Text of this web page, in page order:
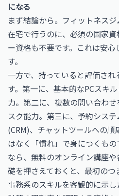
になる
まず結論から。フィットネス
在宅で行うのに、必須の国家
ー資格も不要です。これは安
す。
一方で、持っていると評価さ
す。第一に、基本的なPCスキ
力。第二に、複数の問い合わ
スク能力。第三に、予約シス
(CRM)、チャットツールへの
はなく「慣れ」で身につくも
なら、無料のオンライン講座
礎を押さえておくと、最初のつ
事務系のスキルを客観的に示